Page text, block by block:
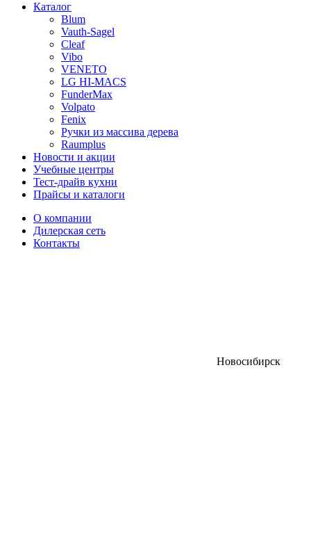
Каталог
Blum
Vauth-Sagel
Cleaf
Vibo
VENETO
LG HI-MACS
FunderMax
Volpato
Fenix
Ручки из массива дерева
Raumplus
Новости и акции
Учебные центры
Тест-драйв кухни
Прайсы и каталоги
О компании
Дилерская сеть
Контакты
Новосибирск